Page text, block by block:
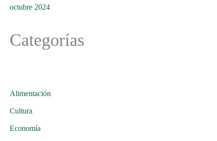
octubre 2024
Categorías
Alimentación
Cultura
Economía